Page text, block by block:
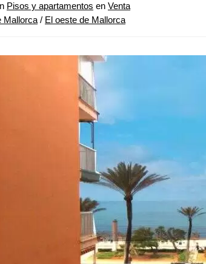
Pisos y apartamentos en Venta
Mallorca / El oeste de Mallorca